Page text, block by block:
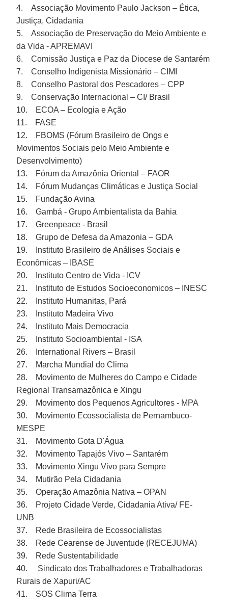
4. Associação Movimento Paulo Jackson – Ética,
Justiça, Cidadania
5. Associação de Preservação do Meio Ambiente e
da Vida - APREMAVI
6. Comissão Justiça e Paz da Diocese de Santarém
7. Conselho Indigenista Missionário – CIMI
8. Conselho Pastoral dos Pescadores – CPP
9. Conservação Internacional – CI/ Brasil
10. ECOA – Ecologia e Ação
11. FASE
12. FBOMS (Fórum Brasileiro de Ongs e
Movimentos Sociais pelo Meio Ambiente e
Desenvolvimento)
13. Fórum da Amazônia Oriental – FAOR
14. Fórum Mudanças Climáticas e Justiça Social
15. Fundação Avina
16. Gambá - Grupo Ambientalista da Bahia
17. Greenpeace - Brasil
18. Grupo de Defesa da Amazonia – GDA
19. Instituto Brasileiro de Análises Sociais e
Econômicas – IBASE
20. Instituto Centro de Vida - ICV
21. Instituto de Estudos Socioeconomicos – INESC
22. Instituto Humanitas, Pará
23. Instituto Madeira Vivo
24. Instituto Mais Democracia
25. Instituto Socioambiental - ISA
26. International Rivers – Brasil
27. Marcha Mundial do Clima
28. Movimento de Mulheres do Campo e Cidade
Regional Transamazônica e Xingu
29. Movimento dos Pequenos Agricultores - MPA
30. Movimento Ecossocialista de Pernambuco-
MESPE
31. Movimento Gota D'Água
32. Movimento Tapajós Vivo – Santarém
33. Movimento Xingu Vivo para Sempre
34. Mutirão Pela Cidadania
35. Operação Amazônia Nativa – OPAN
36. Projeto Cidade Verde, Cidadania Ativa/ FE-
UNB
37. Rede Brasileira de Ecossocialistas
38. Rede Cearense de Juventude (RECEJUMA)
39. Rede Sustentabilidade
40. Sindicato dos Trabalhadores e Trabalhadoras
Rurais de Xapuri/AC
41. SOS Clima Terra